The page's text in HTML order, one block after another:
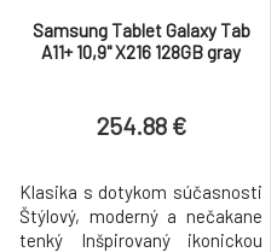
Samsung Tablet Galaxy Tab
A11+ 10,9" X216 128GB gray
254.88 €
Klasika s dotykom súčasnosti
Štýlový, moderný a nečakane
tenký Inšpirovaný ikonickou